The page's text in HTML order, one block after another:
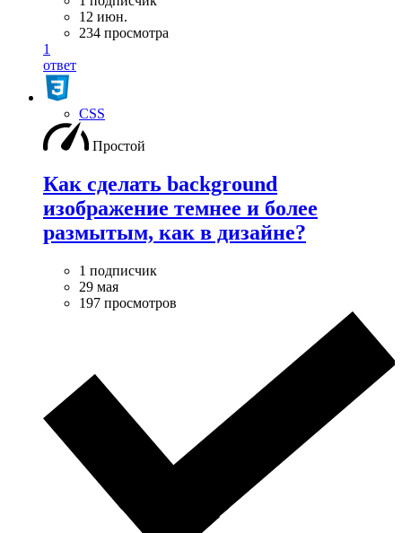
12 июн.
234 просмотра
1
ответ
CSS
Простой
Как сделать background
изображение темнее и более
размытым, как в дизайне?
1 подписчик
29 мая
197 просмотров